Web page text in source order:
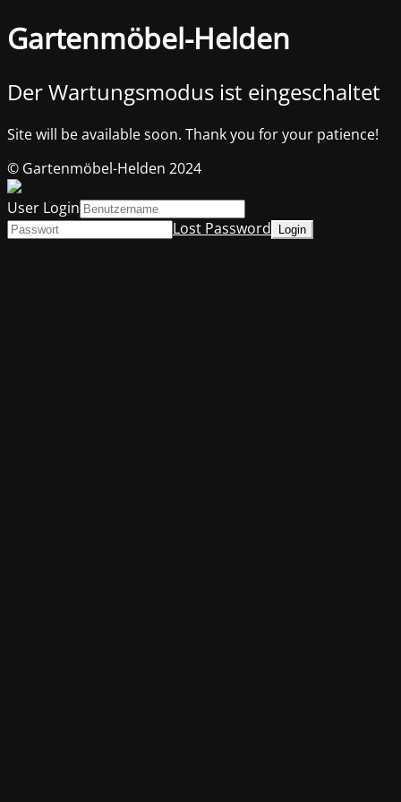
Gartenmöbel-Helden
Der Wartungsmodus ist eingeschaltet
Site will be available soon. Thank you for your patience!
© Gartenmöbel-Helden 2024
User Login
Lost Password